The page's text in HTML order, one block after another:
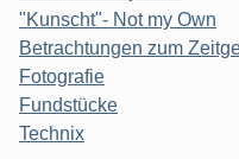
"Kunscht"- Not my Own
Betrachtungen zum
Fotografie
Fundstücke
Technix